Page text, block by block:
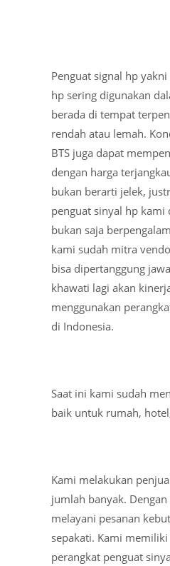
Penguat signal hp
hp sering digunakan
berada di tempat
rendah atau lemah.
BTS juga dapat
dengan harga
bukan berarti jelek,
penguat sinyal hp kami
bukan saja
kami sudah mitra
bisa dipertanggung
khawati lagi akan
menggunakan
di Indonesia.
Saat ini kami sudah
baik untuk rumah,
Kami melakukan
jumlah banyak.
melayani pesanan
sepakati. Kami
perangkat penguat